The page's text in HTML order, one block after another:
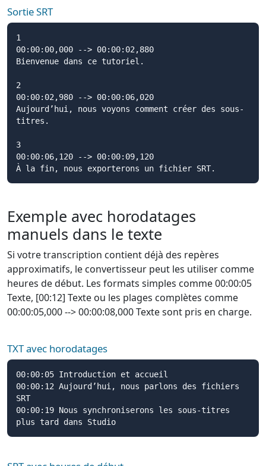
Sortie SRT
1
00:00:00,000 --> 00:00:02,880
Bienvenue dans ce tutoriel.
2
00:00:02,980 --> 00:00:06,020
Aujourd’hui, nous voyons comment créer des sous-
titres.
3
00:00:06,120 --> 00:00:09,120
À la fin, nous exporterons un fichier SRT.
Exemple avec horodatages
manuels dans le texte
Si votre transcription contient déjà des repères
approximatifs, le convertisseur peut les utiliser comme
heures de début. Les formats simples comme 00:00:05
Texte, [00:12] Texte ou les plages complètes comme
00:00:05,000 --> 00:00:08,000 Texte sont pris en charge.
TXT avec horodatages
00:00:05 Introduction et accueil
00:00:12 Aujourd’hui, nous parlons des fichiers
SRT
00:00:19 Nous synchroniserons les sous-titres
plus tard dans Studio